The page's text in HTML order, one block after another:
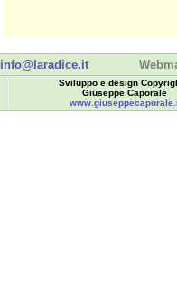
info@laradice.it
Sviluppo e design
Giuseppe Caporale